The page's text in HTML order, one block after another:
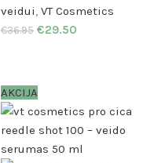
veidui, VT Cosmetics
€36.95 €29.50
AKCIJA